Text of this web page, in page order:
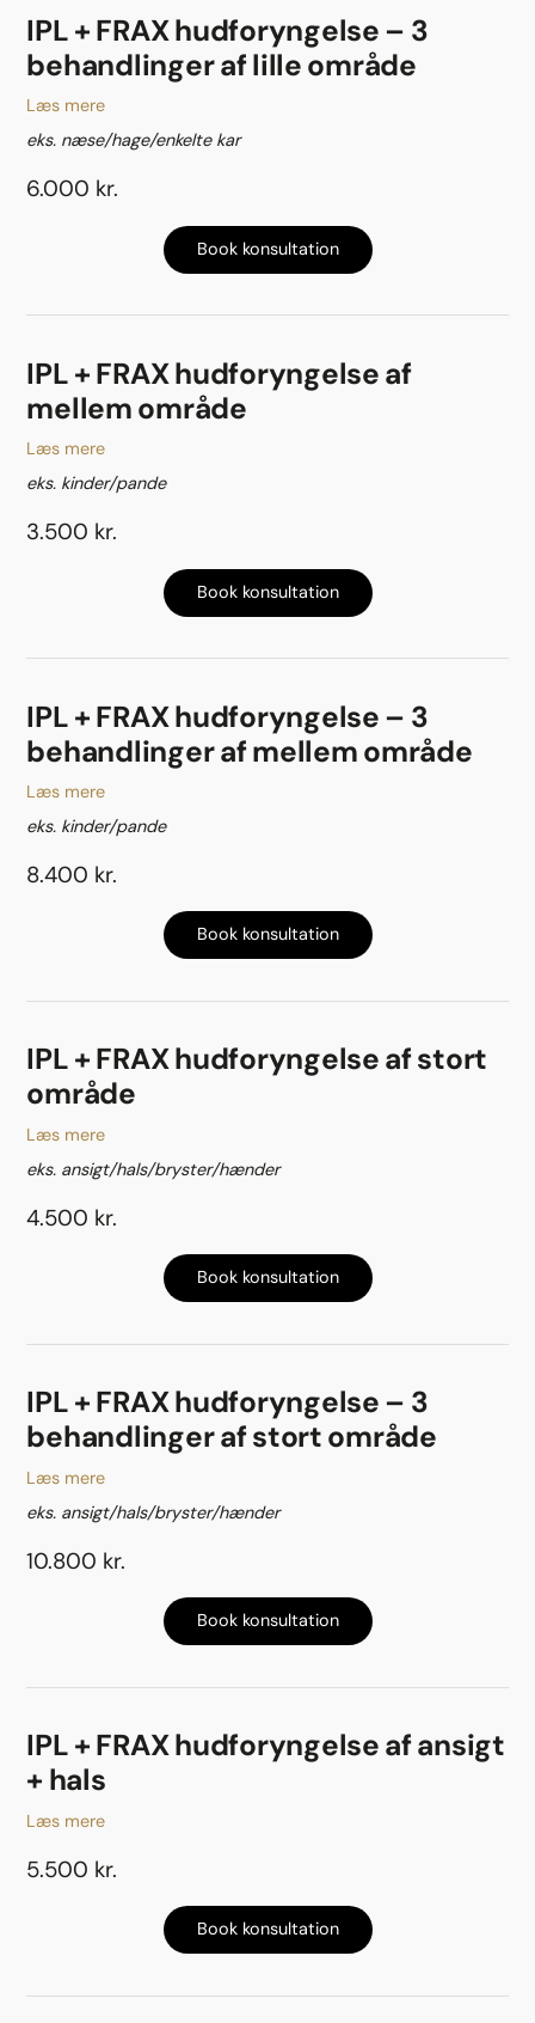
IPL + FRAX hudforyngelse – 3
behandlinger af lille område
Læs mere
eks. næse/hage/enkelte kar
6.000 kr.
Book konsultation
IPL + FRAX hudforyngelse af
mellem område
Læs mere
eks. kinder/pande
3.500 kr.
Book konsultation
IPL + FRAX hudforyngelse – 3
behandlinger af mellem område
Læs mere
eks. kinder/pande
8.400 kr.
Book konsultation
IPL + FRAX hudforyngelse af stort
område
Læs mere
eks. ansigt/hals/bryster/hænder
4.500 kr.
Book konsultation
IPL + FRAX hudforyngelse – 3
behandlinger af stort område
Læs mere
eks. ansigt/hals/bryster/hænder
10.800 kr.
Book konsultation
IPL + FRAX hudforyngelse af ansigt
+ hals
Læs mere
5.500 kr.
Book konsultation